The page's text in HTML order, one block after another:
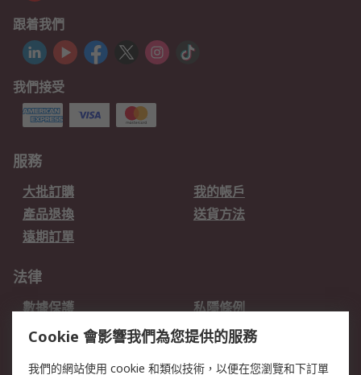
跟着我們
我們接受
服務
大批訂購
我的帳戶
產品退換
送貨方法
遠期訂單
法律
數據保護
私隱條例
網站條款
郵件安全
Cookie 會影響我們為您提供的服務
我們的網站使用 cookie 和類似技術，以便在您瀏覽和下訂單